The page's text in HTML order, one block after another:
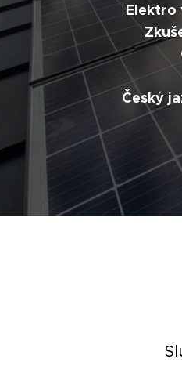
Elektro
Český